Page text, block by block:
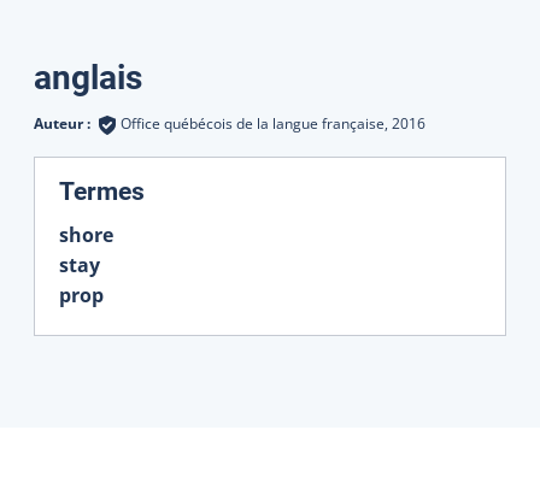
Traductions
anglais
Auteur : Office québécois de la langue française, 2016
Termes
shore
stay
prop